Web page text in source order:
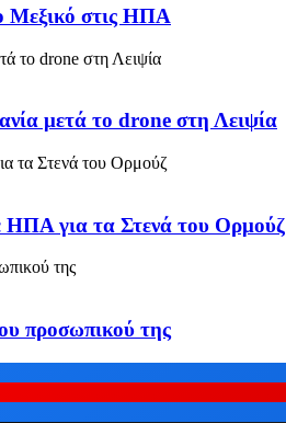
Μεξικό στις ΗΠΑ
μετά το drone στη Λειψία
ΗΠΑ για τα Στενά του Ορμούζ
προσωπικού της